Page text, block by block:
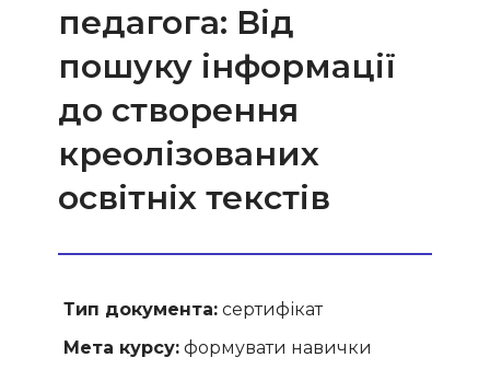
педагога: Від
пошуку інформації
до створення
креолізованих
освітніх текстів
Тип документа: сертифікат
Мета курсу: формувати навички